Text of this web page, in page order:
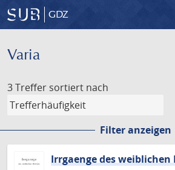
GDZ
Varia
3 Treffer sortiert nach
Filter anzeigen
Irrgaenge des weiblichen